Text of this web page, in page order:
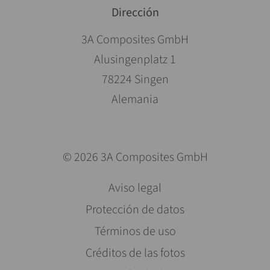
Dirección
3A Composites GmbH
Alusingenplatz 1
78224 Singen
Alemania
© 2026 3A Composites GmbH
navegación
Aviso legal
Protección de datos
Términos de uso
Créditos de las fotos